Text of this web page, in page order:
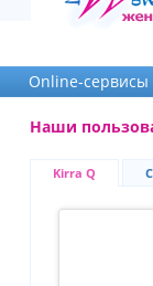
Online-cервисы
Наши
Kirra Q